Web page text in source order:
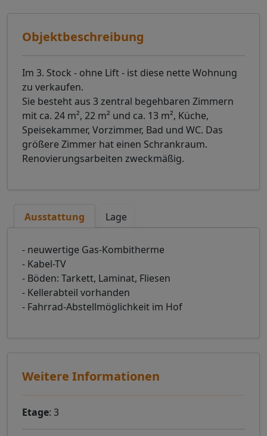
Objektbeschreibung
Im 3. Stock - ohne Lift - ist diese nette Wohnung
zu verkaufen.
Sie besteht aus 3 zentral begehbaren Zimmern
mit ca. 24 m², 22 m² und ca. 13 m², Küche,
Speisekammer, Vorzimmer, Bad und WC. Das
größere Zimmer hat einen Schrankraum.
Renovierungsarbeiten zweckmäßig.
Ausstattung Lage
- neuwertige Gas-Kombitherme
- Kabel-TV
- Böden: Tarkett, Laminat, Fliesen
- Kellerabteil vorhanden
- Fahrrad-Abstellmöglichkeit im Hof
Weitere Informationen
Etage: 3